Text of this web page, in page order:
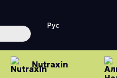
Рус
Nutraxin